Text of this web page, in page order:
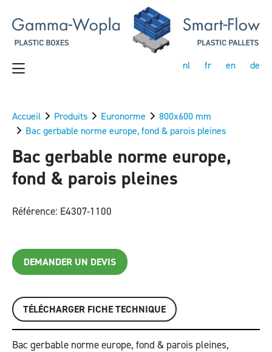
nl fr en de
Accueil Produits Euronorme
800x600 mm
Bac gerbable norme europe, fond & parois pleines
Bac gerbable norme europe,
fond & parois pleines
Référence: E4307-1100
DEMANDER UN DEVIS
TÉLÉCHARGER FICHE TECHNIQUE
Bac gerbable norme europe, fond & parois pleines,